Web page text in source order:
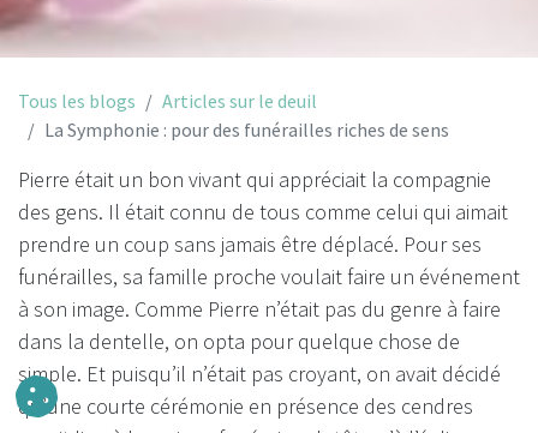
Tous les blogs
Articles sur le deuil
La Symphonie : pour des funérailles riches de sens
Pierre était un bon vivant qui appréciait la compagnie
des gens. Il était connu de tous comme celui qui aimait
prendre un coup sans jamais être déplacé. Pour ses
funérailles, sa famille proche voulait faire un événement
à son image. Comme Pierre n’était pas du genre à faire
dans la dentelle, on opta pour quelque chose de
simple. Et puisqu’il n’était pas croyant, on avait décidé
qu’une courte cérémonie en présence des cendres